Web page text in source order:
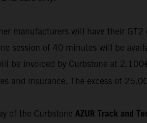
manufacturers will have their
session of 40 minutes will be
be invoiced by Curbstone at
and insurance. The excess of
of the Curbstone AZUR Track and